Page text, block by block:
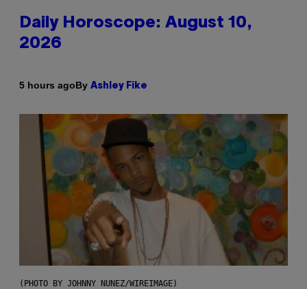
Daily Horoscope: August 10,
2026
5 hours agoBy Ashley Fike
(PHOTO BY JOHNNY NUNEZ/WIREIMAGE)